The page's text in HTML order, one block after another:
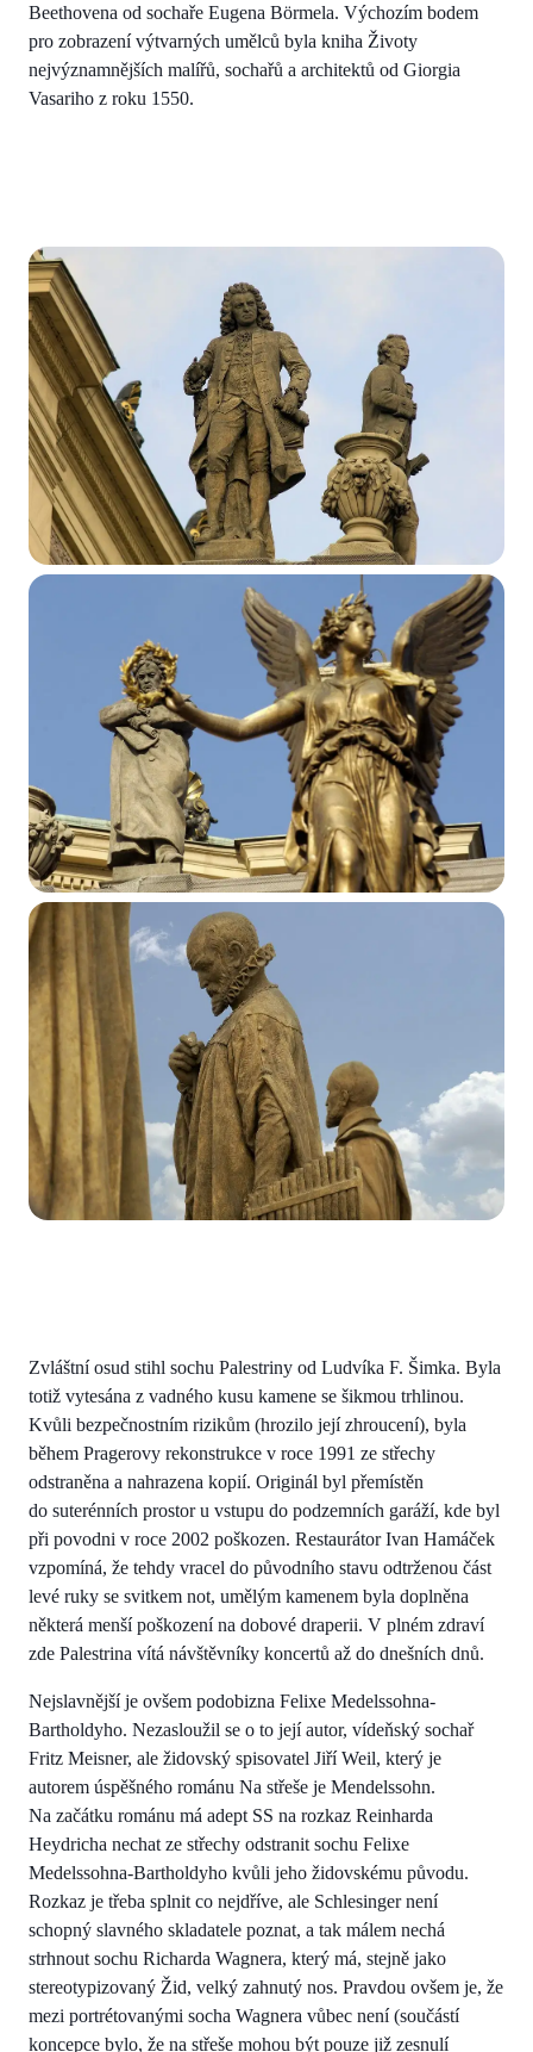
Beethovena od sochaře Eugena Börmela. Výchozím bodem
pro zobrazení výtvarných umělců byla kniha Životy
nejvýznamnějších malířů, sochařů a architektů od Giorgia
Vasariho z roku 1550.
Zvláštní osud stihl sochu Palestriny od Ludvíka F. Šimka. Byla
totiž vytesána z vadného kusu kamene se šikmou trhlinou.
Kvůli bezpečnostním rizikům (hrozilo její zhroucení), byla
během Pragerovy rekonstrukce v roce 1991 ze střechy
odstraněna a nahrazena kopií. Originál byl přemístěn
do suterénních prostor u vstupu do podzemních garáží, kde byl
při povodni v roce 2002 poškozen. Restaurátor Ivan Hamáček
vzpomíná, že tehdy vracel do původního stavu odtrženou část
levé ruky se svitkem not, umělým kamenem byla doplněna
některá menší poškození na dobové draperii. V plném zdraví
zde Palestrina vítá návštěvníky koncertů až do dnešních dnů.
Nejslavnější je ovšem podobizna Felixe Medelssohna-
Bartholdyho. Nezasloužil se o to její autor, vídeňský sochař
Fritz Meisner, ale židovský spisovatel Jiří Weil, který je
autorem úspěšného románu Na střeše je Mendelssohn.
Na začátku románu má adept SS na rozkaz Reinharda
Heydricha nechat ze střechy odstranit sochu Felixe
Medelssohna-Bartholdyho kvůli jeho židovskému původu.
Rozkaz je třeba splnit co nejdříve, ale Schlesinger není
schopný slavného skladatele poznat, a tak málem nechá
strhnout sochu Richarda Wagnera, který má, stejně jako
stereotypizovaný Žid, velký zahnutý nos. Pravdou ovšem je, že
mezi portrétovanými socha Wagnera vůbec není (součástí
koncepce bylo, že na střeše mohou být pouze již zesnulí